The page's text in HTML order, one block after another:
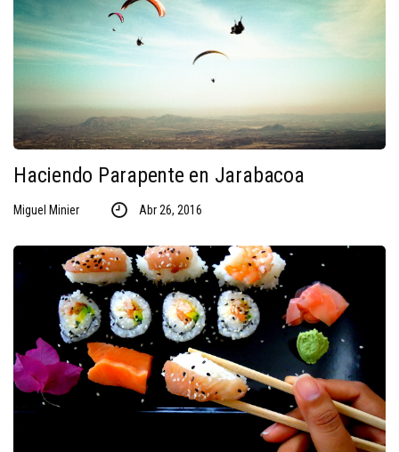
Haciendo Parapente en Jarabacoa
Miguel Minier Abr 26, 2016